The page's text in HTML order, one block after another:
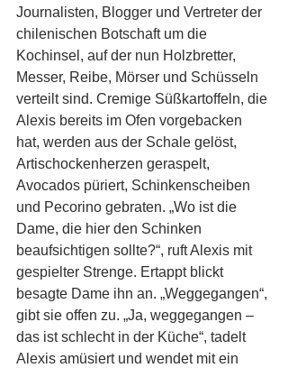
Journalisten, Blogger und Vertreter der
chilenischen Botschaft um die
Kochinsel, auf der nun Holzbretter,
Messer, Reibe, Mörser und Schüsseln
verteilt sind. Cremige Süßkartoffeln, die
Alexis bereits im Ofen vorgebacken
hat, werden aus der Schale gelöst,
Artischockenherzen geraspelt,
Avocados püriert, Schinkenscheiben
und Pecorino gebraten. „Wo ist die
Dame, die hier den Schinken
beaufsichtigen sollte?“, ruft Alexis mit
gespielter Strenge. Ertappt blickt
besagte Dame ihn an. „Weggegangen“,
gibt sie offen zu. „Ja, weggegangen –
das ist schlecht in der Küche“, tadelt
Alexis amüsiert und wendet mit ein